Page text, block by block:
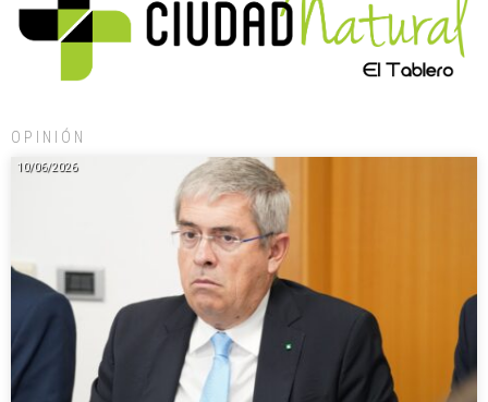
OPINIÓN
10/06/2026